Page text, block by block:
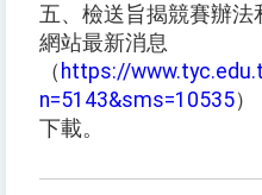
五、檢送旨揭競賽辦
網站最新消息
（ https://
n=5143&sms=10535）
下載。